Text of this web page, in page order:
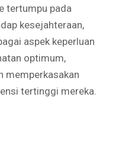
tertumpu pada
kesejahteraan,
aspek keperluan
optimum,
memperkasakan
tertinggi mereka.